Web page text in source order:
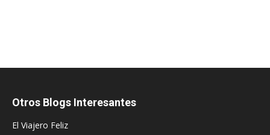
Otros Blogs Interesantes
El Viajero Feliz